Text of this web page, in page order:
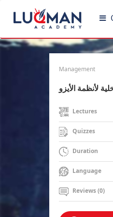
Management
لأنظمة الأيزو
Lectures
Quizzes
Duration
Language
Reviews (0)